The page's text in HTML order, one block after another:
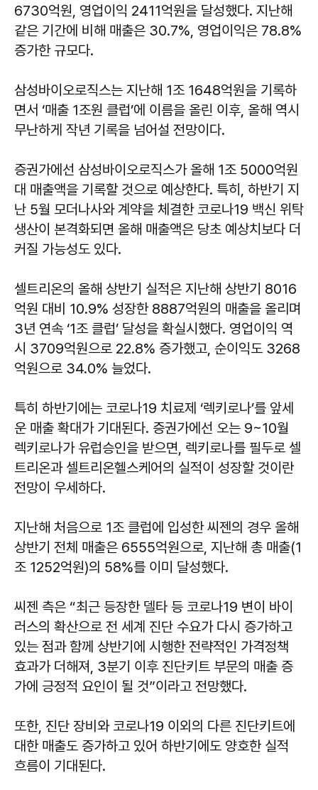
6730억원, 영업이익 2411억원을 달성했다. 지난해
같은 기간에 비해 매출은 30.7%, 영업이익은 78.8%
증가한 규모다.
삼성바이오로직스는 지난해 1조 1648억원을 기록하
면서 ‘매출 1조원 클럽’에 이름을 올린 이후, 올해 역시
무난하게 작년 기록을 넘어설 전망이다.
증권가에선 삼성바이오로직스가 올해 1조 5000억원
대 매출액을 기록할 것으로 예상한다. 특히, 하반기 지
난 5월 모더나사와 계약을 체결한 코로나19 백신 위탁
생산이 본격화되면 올해 매출액은 당초 예상치보다 더
커질 가능성도 있다.
셀트리온의 올해 상반기 실적은 지난해 상반기 8016
억원 대비 10.9% 성장한 8887억원의 매출을 올리며
3년 연속 ‘1조 클럽’ 달성을 확실시했다. 영업이익 역
시 3709억원으로 22.8% 증가했고, 순이익도 3268
억원으로 34.0% 늘었다.
특히 하반기에는 코로나19 치료제 ‘렉키로나’를 앞세
운 매출 확대가 기대된다. 증권가에선 오는 9~10월
렉키로나가 유럽승인을 받으면, 렉키로나를 필두로 셀
트리온과 셀트리온헬스케어의 실적이 성장할 것이란
전망이 우세하다.
지난해 처음으로 1조 클럽에 입성한 씨젠의 경우 올해
상반기 전체 매출은 6555억원으로, 지난해 총 매출(1
조 1252억원)의 58%를 이미 달성했다.
씨젠 측은 “최근 등장한 델타 등 코로나19 변이 바이
러스의 확산으로 전 세계 진단 수요가 다시 증가하고
있는 점과 함께 상반기에 시행한 전략적인 가격정책
효과가 더해져, 3분기 이후 진단키트 부문의 매출 증
가에 긍정적 요인이 될 것”이라고 전망했다.
또한, 진단 장비와 코로나19 이외의 다른 진단키트에
대한 매출도 증가하고 있어 하반기에도 양호한 실적
흐름이 기대된다.